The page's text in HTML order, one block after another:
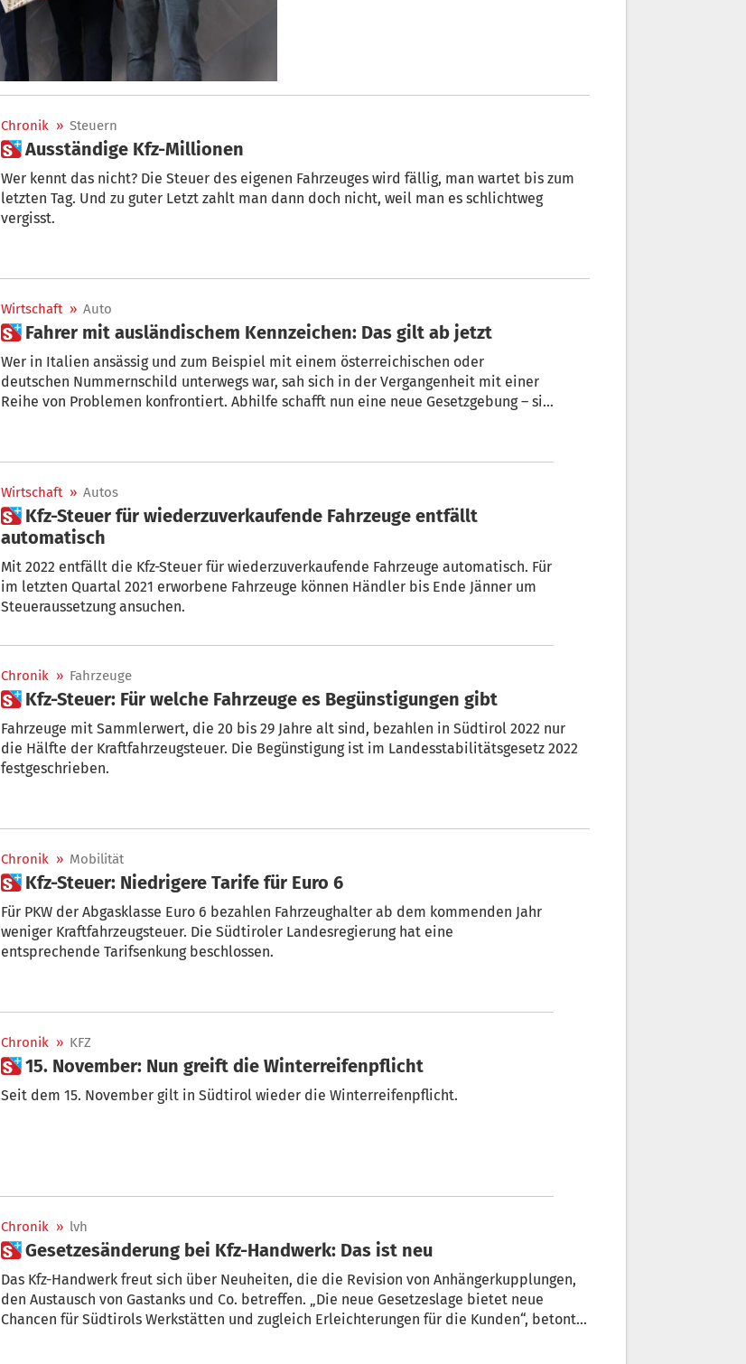
Chronik » Steuern
 Ausständige Kfz-Millionen
Wer kennt das nicht? Die Steuer des eigenen Fahrzeuges wird fällig, man wartet bis zum
letzten Tag. Und zu guter Letzt zahlt man dann doch nicht, weil man es schlichtweg
vergisst.
Wirtschaft » Auto
 Fahrer mit ausländischem Kennzeichen: Das gilt ab jetzt
Wer in Italien ansässig und zum Beispiel mit einem österreichischen oder
deutschen Nummernschild unterwegs war, sah sich in der Vergangenheit mit einer
Reihe von Problemen konfrontiert. Abhilfe schafft nun eine neue Gesetzgebung – sie
Wirtschaft » Autos
 Kfz-Steuer für wiederzuverkaufende Fahrzeuge entfällt
automatisch
Mit 2022 entfällt die Kfz-Steuer für wiederzuverkaufende Fahrzeuge automatisch. Für
im letzten Quartal 2021 erworbene Fahrzeuge können Händler bis Ende Jänner um
Steueraussetzung ansuchen.
Chronik » Fahrzeuge
 Kfz-Steuer: Für welche Fahrzeuge es Begünstigungen gibt
Fahrzeuge mit Sammlerwert, die 20 bis 29 Jahre alt sind, bezahlen in Südtirol 2022 nur
die Hälfte der Kraftfahrzeugsteuer. Die Begünstigung ist im Landesstabilitätsgesetz 2022
festgeschrieben.
Chronik » Mobilität
 Kfz-Steuer: Niedrigere Tarife für Euro 6
Für PKW der Abgasklasse Euro 6 bezahlen Fahrzeughalter ab dem kommenden Jahr
weniger Kraftfahrzeugsteuer. Die Südtiroler Landesregierung hat eine
entsprechende Tarifsenkung beschlossen.
Chronik » KFZ
 15. November: Nun greift die Winterreifenpflicht
Seit dem 15. November gilt in Südtirol wieder die Winterreifenpflicht.
Chronik » lvh
 Gesetzesänderung bei Kfz-Handwerk: Das ist neu
Das Kfz-Handwerk freut sich über Neuheiten, die die Revision von Anhängerkupplungen,
den Austausch von Gastanks und Co. betreffen. „Die neue Gesetzeslage bietet neue
Chancen für Südtirols Werkstätten und zugleich Erleichterungen für die Kunden“, betonte